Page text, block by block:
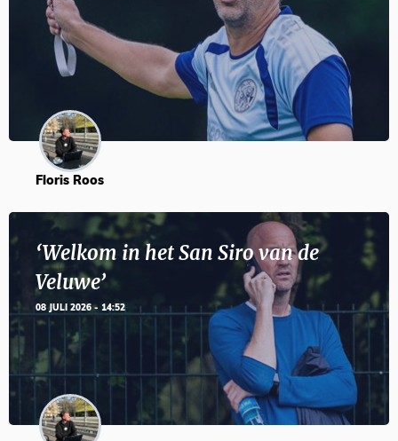
Floris Roos
‘Welkom in het San Siro van de
Veluwe’
08 JULI 2026 - 14:52